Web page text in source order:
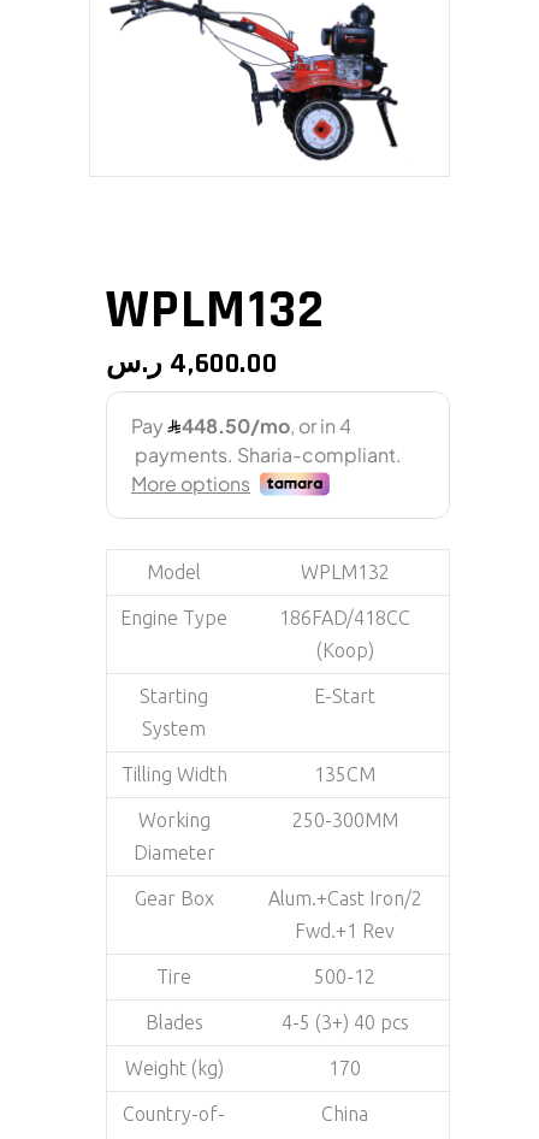
WPLM132
4,600.00 ر.س
Model WPLM132
Engine Type
186FAD/418CC
(Koop)
Starting
System
E-Start
Tilling Width 135CM
Working
Diameter
250-300MM
Gear Box
Alum.+Cast Iron/2
Fwd.+1 Rev
Tire 500-12
Blades 4-5 (3+) 40 pcs
Weight (kg) 170
Country-of-
China